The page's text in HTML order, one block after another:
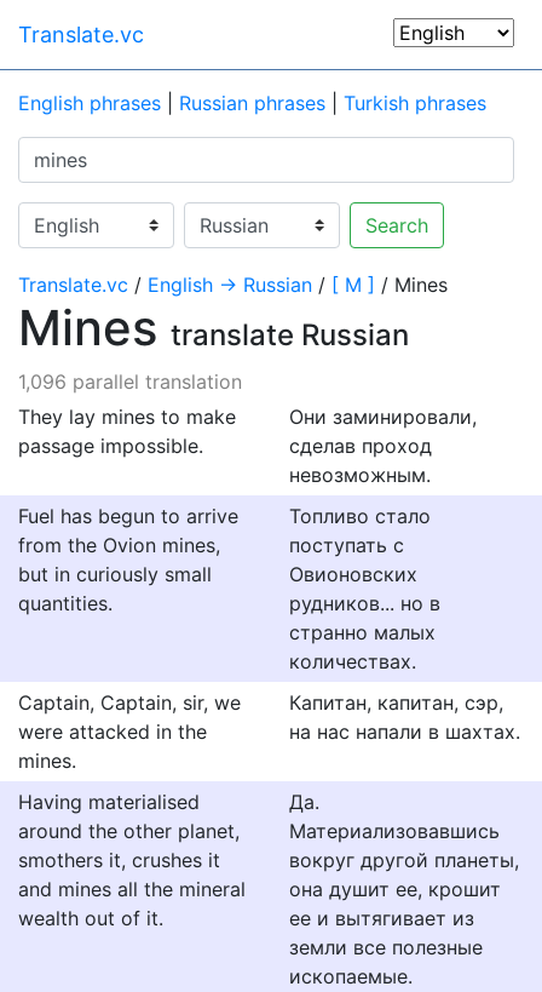
Translate.vc
English phrases Russian phrases Turkish phrases
Search
Translate.vc / English → Russian / [ M ] / Mines
Mines translate Russian
1,096 parallel translation
They lay mines to make
passage impossible.
Они заминировали,
сделав проход
невозможным.
Fuel has begun to arrive
from the Ovion mines,
but in curiously small
quantities.
Топливо стало
поступать с
Овионовских
рудников... но в
странно малых
количествах.
Captain, Captain, sir, we
were attacked in the
mines.
Капитан, капитан, сэр,
на нас напали в шахтах.
Having materialised
around the other planet,
smothers it, crushes it
and mines all the mineral
wealth out of it.
Да.
Материализовавшись
вокруг другой планеты,
она душит ее, крошит
ее и вытягивает из
земли все полезные
ископаемые.